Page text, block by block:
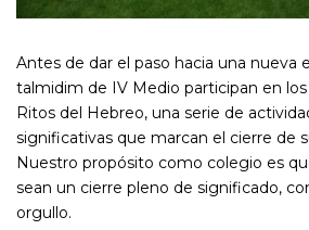
Antes de dar el paso hacia una nueva
talmidim de IV Medio participan en
Ritos del Hebreo, una serie de
significativas que marcan el cierre de
Nuestro propósito como colegio es
sean un cierre pleno de significado,
orgullo.